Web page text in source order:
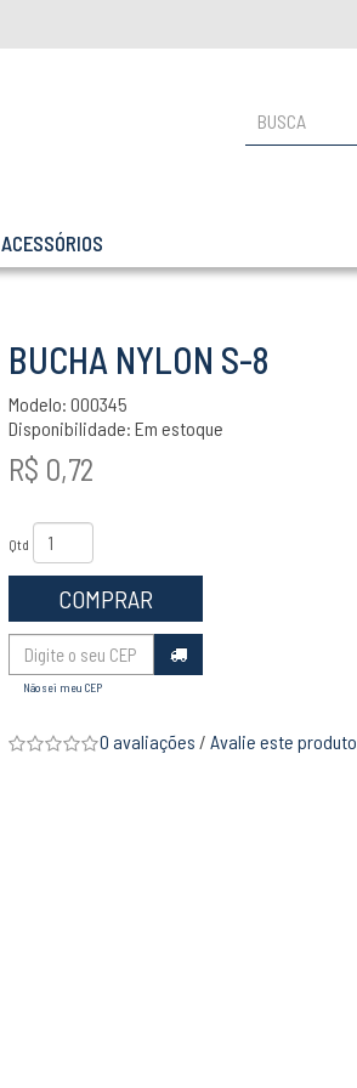
ACESSÓRIOS
BUCHA NYLON S-8
Modelo: 000345
Disponibilidade: Em estoque
R$ 0,72
Qtd
COMPRAR
Não sei meu CEP
0 avaliações / Avalie este produto